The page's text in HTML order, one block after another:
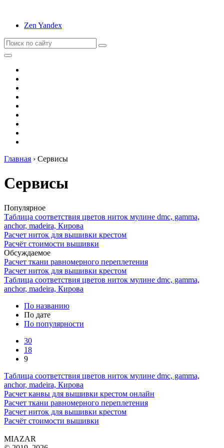
Zen Yandex
Главная › Сервисы
Сервисы
Популярное
Таблица соответствия цветов ниток мулине dmc, gamma,
anchor, madeira, Кирова
Расчет ниток для вышивки крестом
Расчёт стоимости вышивки
Обсуждаемое
Расчет ткани равномерного переплетения
Расчет ниток для вышивки крестом
Таблица соответствия цветов ниток мулине dmc, gamma,
anchor, madeira, Кирова
По названию
По дате
По популярности
30
18
9
Таблица соответствия цветов ниток мулине dmc, gamma,
anchor, madeira, Кирова
Расчет канвы для вышивки крестом онлайн
Расчет ткани равномерного переплетения
Расчет ниток для вышивки крестом
Расчёт стоимости вышивки
MIAZAR